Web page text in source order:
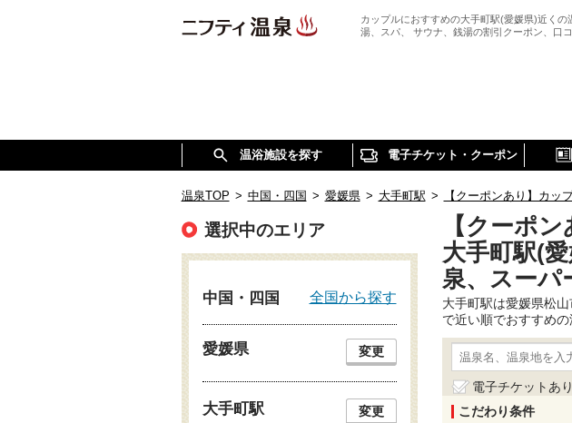
カップルにおすすめの大手町駅(愛媛県)近くの
湯、スパ、 サウナ、銭湯の割引クーポン、口
温浴施設を探す 電子チケット・クーポン
温泉TOP > 中国・四国 > 愛媛県 > 大手町駅 > 【クーポンあり】カッ
【クーポ
大手町駅(
泉、スーパ
大手町駅は愛媛県松
で近い順でおすすめ
電子チケットあり
こだわり条件
選択中のエリア
中国・四国 全国から探す
愛媛県 変更
大手町駅 変更